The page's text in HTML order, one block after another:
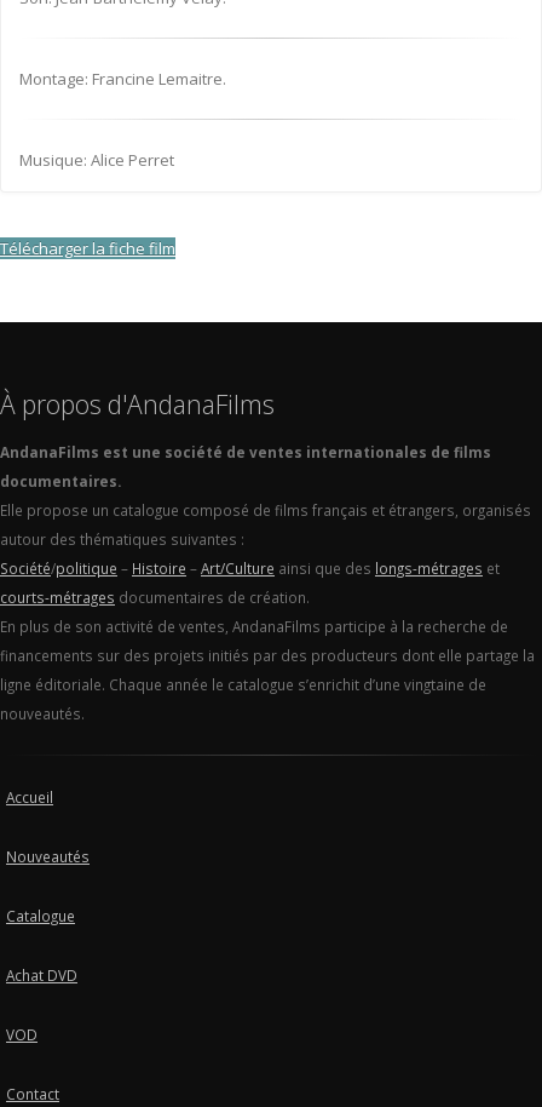
Montage: Francine Lemaitre.
Musique: Alice Perret
Télécharger la fiche film
À propos d'AndanaFilms
AndanaFilms est une société de ventes internationales de films
documentaires.
Elle propose un catalogue composé de films français et étrangers, organisés
autour des thématiques suivantes :
Société/politique – Histoire –Art/Culture ainsi que des longs-métrages et
courts-métrages documentaires de création.
En plus de son activité de ventes, AndanaFilms participe à la recherche de
financements sur des projets initiés par des producteurs dont elle partage la
ligne éditoriale. Chaque année le catalogue s’enrichit d’une vingtaine de
nouveautés.
Accueil
Nouveautés
Catalogue
Achat DVD
VOD
Contact